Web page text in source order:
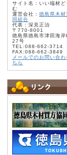
サイト名：いい端材ど
む
運営会社： 徳島県木材
同組合
代表：深見正治
〒770-8001
徳島県徳島市津田海岸
27号
TEL:088-662-3714
FAX:088-662-3849
メールでのお問い合わ
ちら